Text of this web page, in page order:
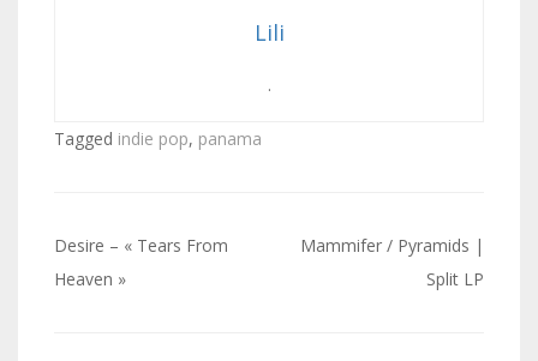
Lili
.
Tagged indie pop, panama
Navigation
de
Desire – « Tears From
Heaven »
Mammifer / Pyramids |
Split LP